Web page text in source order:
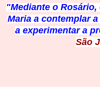
"Mediante o
Maria a contemplar
a experimentar a
São